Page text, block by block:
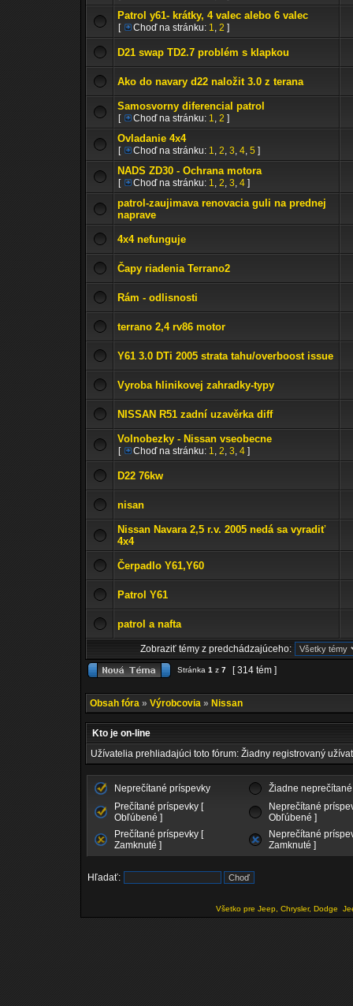
Patrol y61- krátky, 4 valec alebo 6 valec
[ Choď na stránku: 1, 2 ]
D21 swap TD2.7 problém s klapkou
Ako do navary d22 naložit 3.0 z terana
Samosvorny diferencial patrol
[ Choď na stránku: 1, 2 ]
Ovladanie 4x4
[ Choď na stránku: 1, 2, 3, 4, 5 ]
NADS ZD30 - Ochrana motora
[ Choď na stránku: 1, 2, 3, 4 ]
patrol-zaujimava renovacia guli na prednej
naprave
4x4 nefunguje
Čapy riadenia Terrano2
Rám - odlisnosti
terrano 2,4 rv86 motor
Y61 3.0 DTi 2005 strata tahu/overboost issue
Vyroba hlinikovej zahradky-typy
NISSAN R51 zadní uzavěrka diff
Volnobezky - Nissan vseobecne
[ Choď na stránku: 1, 2, 3, 4 ]
D22 76kw
nisan
Nissan Navara 2,5 r.v. 2005 nedá sa vyradiť
4x4
Čerpadlo Y61,Y60
Patrol Y61
patrol a nafta
Zobraziť témy z predchádzajúceho:
Stránka 1 z 7 [ 314 tém ]
Obsah fóra » Výrobcovia » Nissan
Kto je on-line
Užívatelia prehliadajúci toto fórum: Žiadny registrovaný
Neprečítané príspevky
Žiadne
Prečítané príspevky [
Obľúbené ]
Neprečítané
Obľúbené ]
Prečítané príspevky [
Zamknuté ]
Neprečítané
Zamknuté ]
Hľadať:
Všetko pre Jeep, Chrysler, Dodge